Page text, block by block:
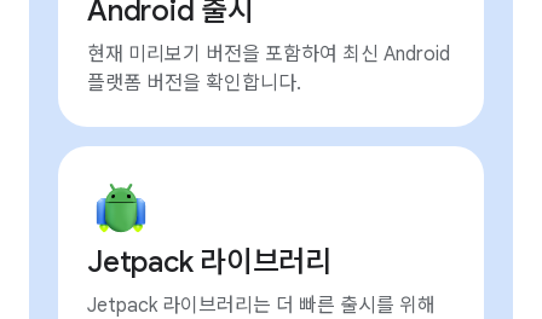
Android 출시
현재 미리보기 버전을 포함하여 최신 Android
플랫폼 버전을 확인합니다.
Jetpack 라이브러리
Jetpack 라이브러리는 더 빠른 출시를 위해